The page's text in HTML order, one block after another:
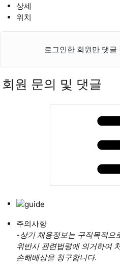
상세
위치
로그인한 회원만 댓글
회원 문의 및 댓글
주의사항
-상기 채용정보는 구직목적으
위반시 관련법령에 의거하여
손해배상을 청구합니다.